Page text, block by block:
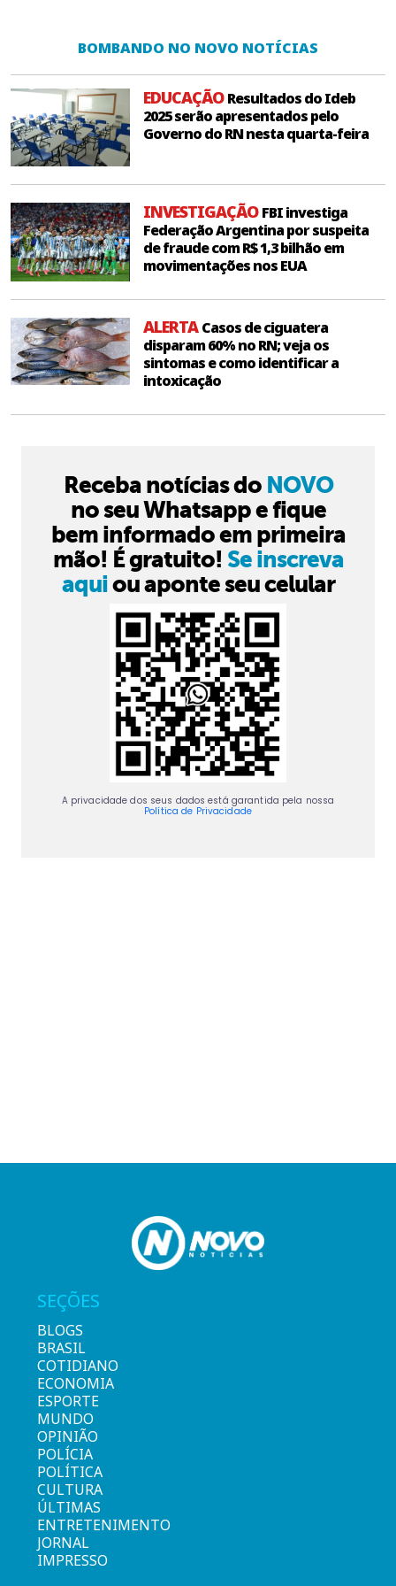
BOMBANDO NO NOVO NOTÍCIAS
EDUCAÇÃOResultados do Ideb
2025 serão apresentados pelo
Governo do RN nesta quarta-feira
INVESTIGAÇÃOFBI investiga
Federação Argentina por suspeita
de fraude com R$ 1,3 bilhão em
movimentações nos EUA
ALERTACasos de ciguatera
disparam 60% no RN; veja os
sintomas e como identificar a
intoxicação
Receba notícias do NOVO
no seu Whatsapp e fique
bem informado em primeira
mão! É gratuito! Se inscreva
aquiou aponte seu celular
A privacidade dos seus dados está garantida pela nossa
Política de Privacidade
SEÇÕES
BLOGS
BRASIL
COTIDIANO
ECONOMIA
ESPORTE
MUNDO
OPINIÃO
POLÍCIA
POLÍTICA
CULTURA
ÚLTIMAS
ENTRETENIMENTO
JORNAL
IMPRESSO